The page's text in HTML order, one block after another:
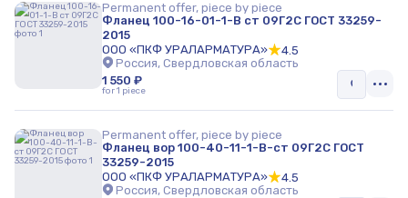
Permanent offer, piece by piece
Фланец 100-16-01-1-B ст 09Г2С ГОСТ 33259-
2015
ООО «ПКФ УРАЛАРМАТУРА»
4.5
Россия, Свердловская область
1 550 ₽
for 1 piece
Permanent offer, piece by piece
Фланец вор 100-40-11-1-В-ст 09Г2С ГОСТ
33259-2015
ООО «ПКФ УРАЛАРМАТУРА»
4.5
Россия, Свердловская область